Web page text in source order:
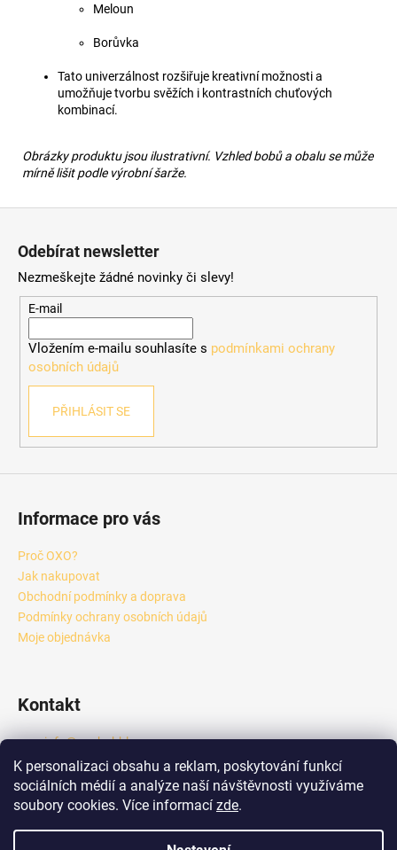
K personalizaci obsahu a reklam, poskytování funkcí
sociálních médií a analýze naší návštěvnosti využíváme
soubory cookies. Více informací zde.
Meloun
Borůvka
Tato univerzálnost rozšiřuje kreativní možnosti a
umožňuje tvorbu svěžích i kontrastních chuťových
kombinací.
Obrázky produktu jsou ilustrativní. Vzhled bobů a obalu se může
mírně lišit podle výrobní šarže.
Odebírat newsletter
Nezmeškejte žádné novinky či slevy!
E-mail
Vložením e-mailu souhlasíte s podmínkami ochrany
osobních údajů
PŘIHLÁSIT SE
Informace pro vás
Proč OXO?
Jak nakupovat
Obchodní podmínky a doprava
Podmínky ochrany osobních údajů
Moje objednávka
Kontakt
info@oxobubble.cz
+420 601 289 833
https://www.facebook.com/profile.php?id=6158418444924
6